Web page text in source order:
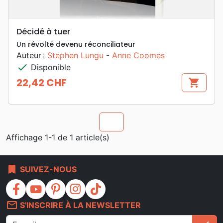
Décidé à tuer
Un révolté devenu réconciliateur
Auteur : Stephen Lungu - Anne Coomes
check Disponible
Prix
22,42 CHF shopping_cart
Affichage 1-1 de 1 article(s)
bookmark SUIVEZ-NOUS
facebook youtube pinterest instagram
tiktok
mail_outline S'INSCRIRE À LA NEWSLETTER